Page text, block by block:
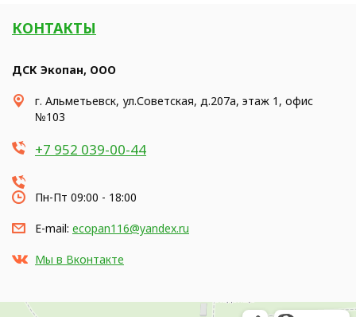
КОНТАКТЫ
ДСК Экопан, ООО
г. Альметьевск, ул.Советская, д.207а, этаж 1, офис
№103
+7 952 039-00-44
Пн-Пт 09:00 - 18:00
E-mail: ecopan116@yandex.ru
Мы в Вконтакте